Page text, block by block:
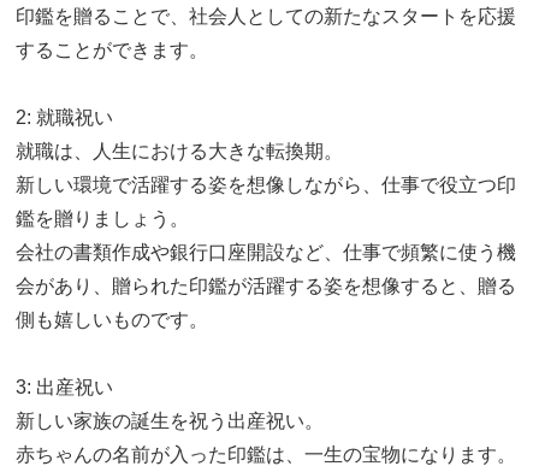
印鑑を贈ることで、社会人としての新たなスタートを応援
することができます。
2: 就職祝い
就職は、人生における大きな転換期。
新しい環境で活躍する姿を想像しながら、仕事で役立つ印
鑑を贈りましょう。
会社の書類作成や銀行口座開設など、仕事で頻繁に使う機
会があり、贈られた印鑑が活躍する姿を想像すると、贈る
側も嬉しいものです。
3: 出産祝い
新しい家族の誕生を祝う出産祝い。
赤ちゃんの名前が入った印鑑は、一生の宝物になります。